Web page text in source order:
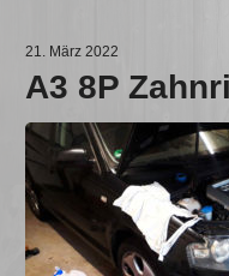
21. März 2022
A3 8P